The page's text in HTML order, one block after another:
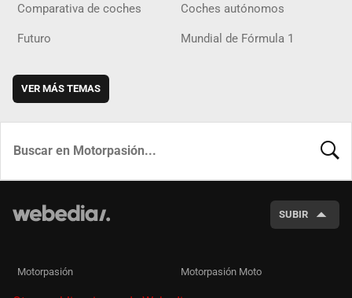
Comparativa de coches Coches autónomos
Futuro Mundial de Fórmula 1
VER MÁS TEMAS
SUBIR
Motorpasión Motorpasión Moto